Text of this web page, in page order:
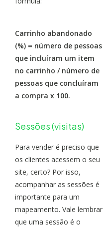
Carrinho abandonado
(%) = número de pessoas
que incluíram um item
no carrinho / número de
pessoas que concluíram
a compra x 100.
Sessões (visitas)
Para vender é preciso que
os clientes acessem o seu
site, certo? Por isso,
acompanhar as sessões é
importante para um
mapeamento. Vale lembrar
que uma sessão é o